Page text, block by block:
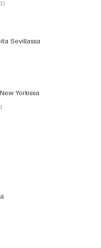
Sevillassa
Yorkissa